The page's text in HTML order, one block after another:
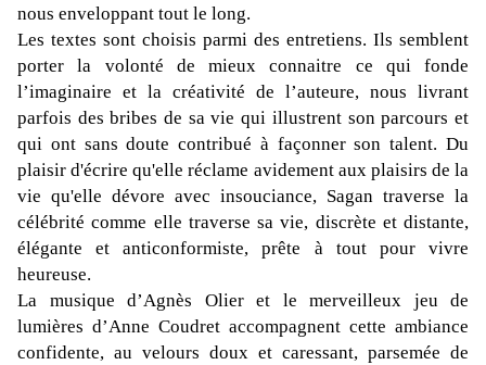
nous enveloppant tout le long.
Les textes sont choisis parmi des entretiens. Ils semblent
porter la volonté de mieux connaitre ce qui fonde
l’imaginaire et la créativité de l’auteure, nous livrant
parfois des bribes de sa vie qui illustrent son parcours et
qui ont sans doute contribué à façonner son talent. Du
plaisir d'écrire qu'elle réclame avidement aux plaisirs de la
vie qu'elle dévore avec insouciance, Sagan traverse la
célébrité comme elle traverse sa vie, discrète et distante,
élégante et anticonformiste, prête à tout pour vivre
heureuse.
La musique d’Agnès Olier et le merveilleux jeu de
lumières d’Anne Coudret accompagnent cette ambiance
confidente, au velours doux et caressant, parsemée de